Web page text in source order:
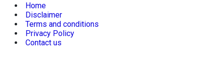
Home
Disclaimer
Terms and conditions
Privacy Policy
Contact us